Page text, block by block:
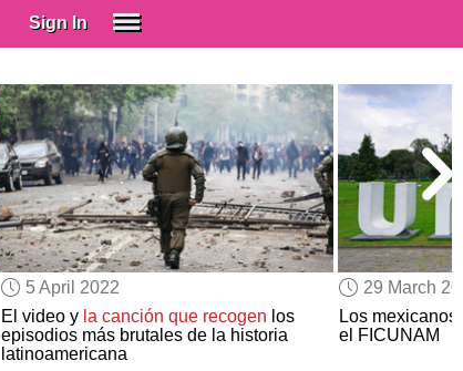
Sign In
Spanish (Spain)
Spanish (Latino)
SUBSCRIBE
EDUCATIONAL LICENSES
GIFT CARDS
OTHER LANGUAGES
ABOUT US
5 April 2022
El video y la canción que recogen los
episodios más brutales de la historia
latinoamericana
29 March
Los mexicanos
el FICUNAM